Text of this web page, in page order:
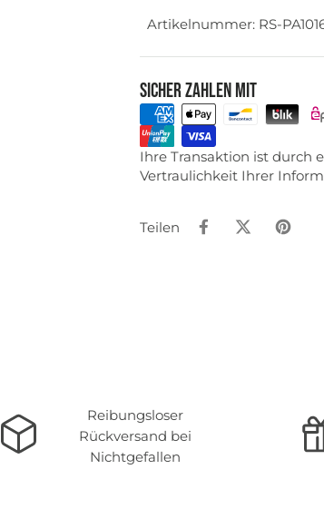
Artikelnummer: RS-
Sicher zahlen mit
Ihre Transaktion ist durch
Vertraulichkeit Ihrer
Teilen
Reibungsloser
Rückversand bei
Nichtgefallen